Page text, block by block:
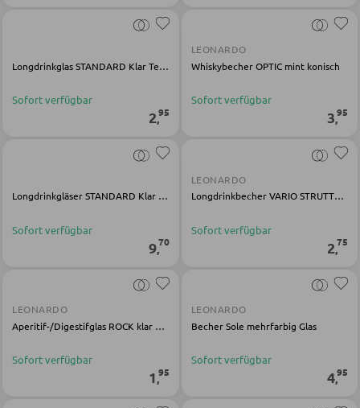
Garderobenpaneele
Garderobenleisten
Garderobenspiegel
Kleiderhaken
Herrendiener
Garderoben Kommoden
Garderobenständer
Garderobenschränke
Garderobenserien
Longdrinkglas STANDARD Klar Temperglas
Sofort verfügbar
2,95
LEONARDO
Whiskybecher OPTIC mint konisch
Sofort verfügbar
3,95
Longdrinkgläser STANDARD Klar Kalk-Soda-Glas
Sofort verfügbar
9,70
LEONARDO
Longdrinkbecher VARIO STRUTTURA klar geometrisch
Sofort verfügbar
2,75
LEONARDO
Aperitif-/Digestifglas ROCK klar kantig
Sofort verfügbar
1,95
LEONARDO
Becher Sole mehrfarbig Glas
Sofort verfügbar
4,95